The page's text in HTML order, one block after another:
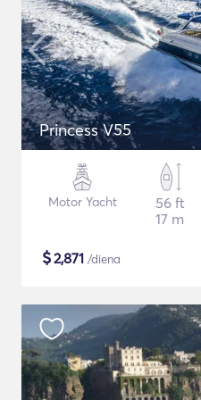
Princess V55
Motor Yacht
56 ft
17 m
$2,871 /diena